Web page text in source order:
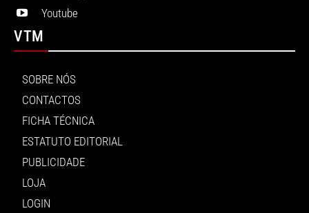
Youtube
VTM
SOBRE NÓS
CONTACTOS
FICHA TÉCNICA
ESTATUTO EDITORIAL
PUBLICIDADE
LOJA
LOGIN